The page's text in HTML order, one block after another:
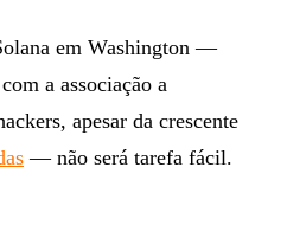
em Washington —
a associação a
apesar da crescente
— não será tarefa fácil.